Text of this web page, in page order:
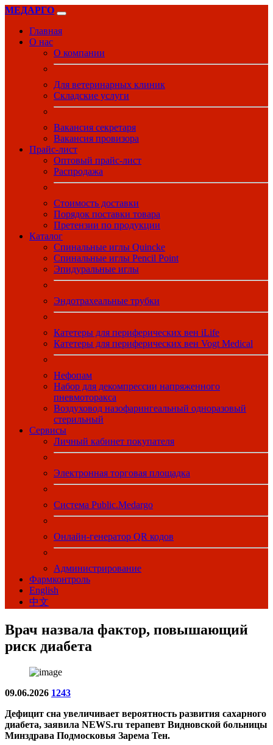
МЕДАРГО
Главная
О нас
О компании
Для ветеринарных клиник
Складские услуги
Вакансия секретаря
Вакансия провизора
Прайс-лист
Оптовый прайс-лист
Распродажа
Стоимость доставки
Порядок поставки товара
Претензии по продукции
Каталог
Спинальные иглы Quincke
Спинальные иглы Pencil Point
Эпидуральные иглы
Эндотрахеальные трубки
Катетеры для периферических вен iLife
Катетеры для периферических вен Vogt Medical
Нефопам
Набор для декомпрессии напряженного
пневмоторакса
Воздуховод назофарингеальный одноразовый
стерильный
Сервисы
Личный кабинет покупателя
Электронная торговая площадка
Система Public.Medargo
Онлайн-генератор QR кодов
Администрирование
Фармконтроль
English
中文
Врач назвала фактор, повышающий
риск диабета
09.06.2026 1243
Дефицит сна увеличивает вероятность развития сахарного
диабета, заявила NEWS.ru терапевт Видновской больницы
Минздрава Подмосковья Зарема Тен.